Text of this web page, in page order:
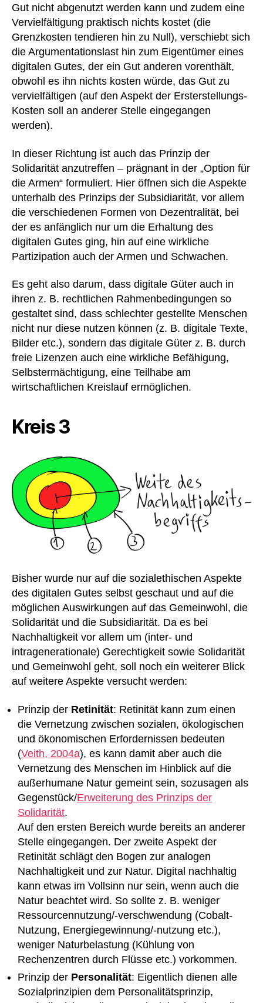
Gut nicht abgenutzt werden kann und zudem eine
Vervielfältigung praktisch nichts kostet (die
Grenzkosten tendieren hin zu Null), verschiebt sich
die Argumentationslast hin zum Eigentümer eines
digitalen Gutes, der ein Gut anderen vorenthält,
obwohl es ihn nichts kosten würde, das Gut zu
vervielfältigen (auf den Aspekt der Ersterstellungs-
Kosten soll an anderer Stelle eingegangen
werden).
In dieser Richtung ist auch das Prinzip der
Solidarität anzutreffen – prägnant in der „Option für
die Armen“ formuliert. Hier öffnen sich die Aspekte
unterhalb des Prinzips der Subsidiarität, vor allem
die verschiedenen Formen von Dezentralität, bei
der es anfänglich nur um die Erhaltung des
digitalen Gutes ging, hin auf eine wirkliche
Partizipation auch der Armen und Schwachen.
Es geht also darum, dass digitale Güter auch in
ihren z. B. rechtlichen Rahmenbedingungen so
gestaltet sind, dass schlechter gestellte Menschen
nicht nur diese nutzen können (z. B. digitale Texte,
Bilder etc.), sondern das digitale Güter z. B. durch
freie Lizenzen auch eine wirkliche Befähigung,
Selbstermächtigung, eine Teilhabe am
wirtschaftlichen Kreislauf ermöglichen.
Kreis 3
Bisher wurde nur auf die sozialethischen Aspekte
des digitalen Gutes selbst geschaut und auf die
möglichen Auswirkungen auf das Gemeinwohl, die
Solidarität und die Subsidiarität. Da es bei
Nachhaltigkeit vor allem um (inter- und
intragenerationale) Gerechtigkeit sowie Solidarität
und Gemeinwohl geht, soll noch ein weiterer Blick
auf weitere Aspekte versucht werden:
Prinzip der Retinität: Retinität kann zum einen
die Vernetzung zwischen sozialen, ökologischen
und ökonomischen Erfordernissen bedeuten
(Veith, 2004a), es kann damit aber auch die
Vernetzung des Menschen im Hinblick auf die
außerhumane Natur gemeint sein, sozusagen als
Gegenstück/Erweiterung des Prinzips der
Solidarität.
Auf den ersten Bereich wurde bereits an anderer
Stelle eingegangen. Der zweite Aspekt der
Retinität schlägt den Bogen zur analogen
Nachhaltigkeit und zur Natur. Digital nachhaltig
kann etwas im Vollsinn nur sein, wenn auch die
Natur beachtet wird. So sollte z. B. weniger
Ressourcennutzung/-verschwendung (Cobalt-
Nutzung, Energiegewinnung/-nutzung etc.),
weniger Naturbelastung (Kühlung von
Rechenzentren durch Flüsse etc.) vorkommen.
Prinzip der Personalität: Eigentlich dienen alle
Sozialprinzipien dem Personalitätsprinzip,